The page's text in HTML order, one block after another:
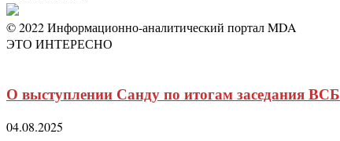
© 2022 Информационно-аналитический портал MDA
ЭТО ИНТЕРЕСНО
О выступлении Санду по итогам заседания ВСБ
04.08.2025